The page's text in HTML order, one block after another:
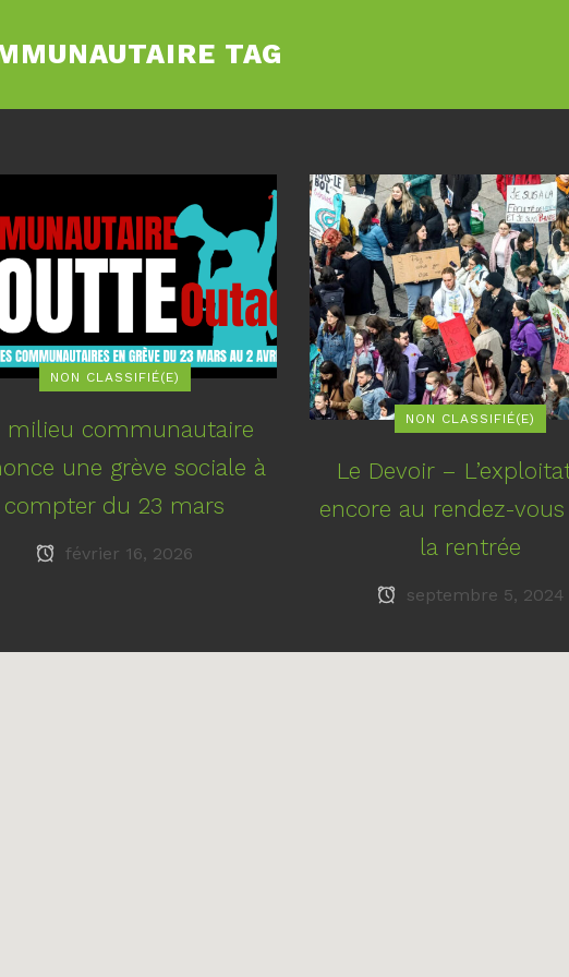
TAG
NON CLASSIFIÉ(E)
milieu communautaire
une grève sociale à
compter du 23 mars
février 16, 2026
NON CLASSIFIÉ(E)
Le Devoir –
encore au rendez-
la rentrée
septembre 5, 2024